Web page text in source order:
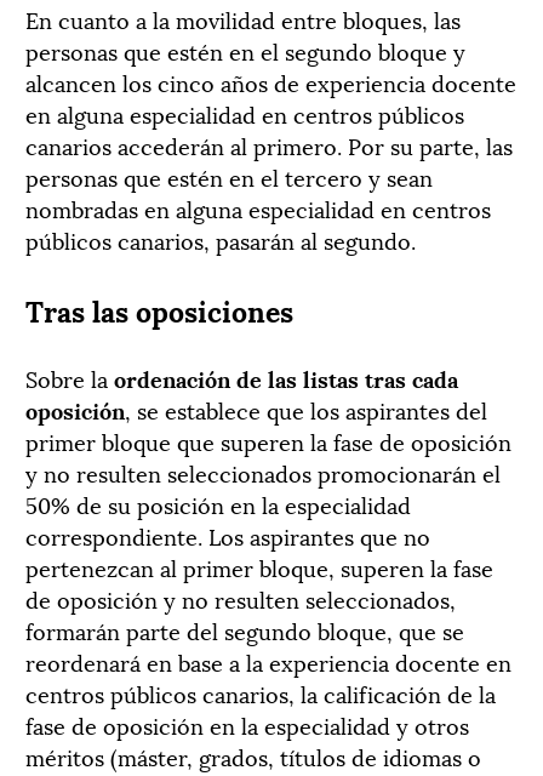
En cuanto a la movilidad entre bloques, las
personas que estén en el segundo bloque y
alcancen los cinco años de experiencia docente
en alguna especialidad en centros públicos
canarios accederán al primero. Por su parte, las
personas que estén en el tercero y sean
nombradas en alguna especialidad en centros
públicos canarios, pasarán al segundo.
Tras las oposiciones
Sobre la ordenación de las listas tras cada
oposición, se establece que los aspirantes del
primer bloque que superen la fase de oposición
y no resulten seleccionados promocionarán el
50% de su posición en la especialidad
correspondiente. Los aspirantes que no
pertenezcan al primer bloque, superen la fase
de oposición y no resulten seleccionados,
formarán parte del segundo bloque, que se
reordenará en base a la experiencia docente en
centros públicos canarios, la calificación de la
fase de oposición en la especialidad y otros
méritos (máster, grados, títulos de idiomas o